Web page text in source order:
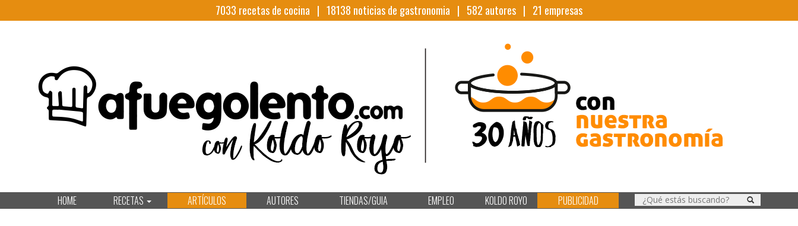
7033 recetas de cocina | 18138 noticias de gastronomia | 582 autores | 21 empresas
HOME RECETAS ARTÍCULOS AUTORES TIENDAS/GUIA EMPLEO KOLDO ROYO PUBLICIDAD